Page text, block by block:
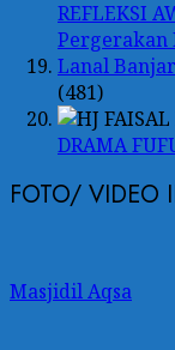
REFLEKSI
Pergerakan
Lanal
(481)
DRAMA
FOTO/ VIDEO
Masjidil Aqsa